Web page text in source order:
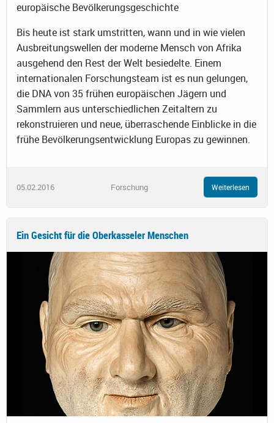
europäische Bevölkerungsgeschichte
Bis heute ist stark umstritten, wann und in wie vielen
Ausbreitungswellen der moderne Mensch von Afrika
ausgehend den Rest der Welt besiedelte. Einem
internationalen Forschungsteam ist es nun gelungen,
die DNA von 35 frühen europäischen Jägern und
Sammlern aus unterschiedlichen Zeitaltern zu
rekonstruieren und neue, überraschende Einblicke in die
frühe Bevölkerungsentwicklung Europas zu gewinnen.
05.02.2016 Forschung Weiterlesen
Ein Gesicht für die Oberkasseler Menschen